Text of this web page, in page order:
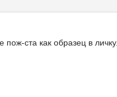
ста как образец в личку.